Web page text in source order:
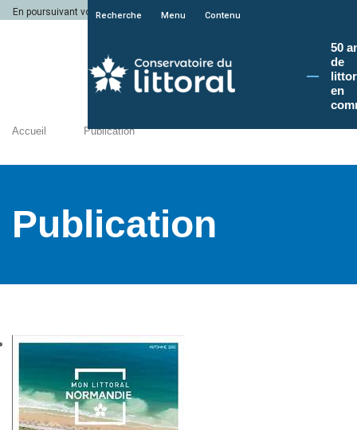
En poursuivant votre navigation sur le site du Conservatoire du littoral, vous
Recherche Menu Contenu
50
de
en
Accueil Publication
Publication